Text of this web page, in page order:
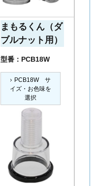
まもるくん（ダ
ブルナット用）
型番：PCB18W
PCB18W サ
イズ・お色味を
選択